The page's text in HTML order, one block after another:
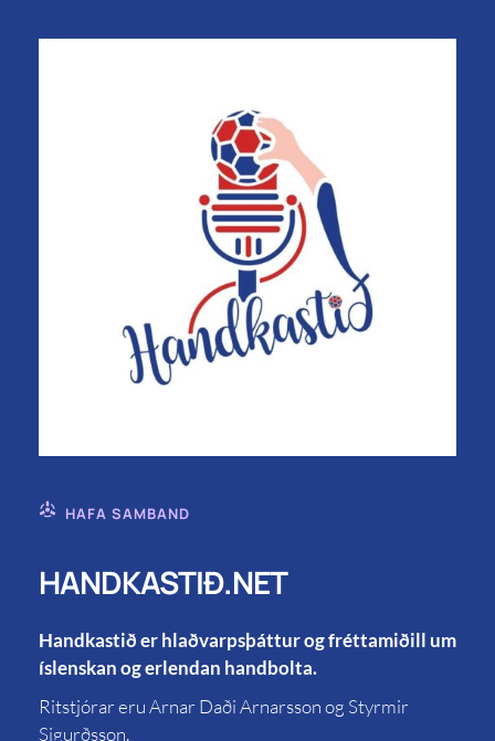
HAFA SAMBAND
HANDKASTIÐ.NET
Handkastið er hlaðvarpsþáttur og fréttamiðill um
íslenskan og erlendan handbolta.
Ritstjórar eru Arnar Daði Arnarsson og Styrmir
Sigurðsson.